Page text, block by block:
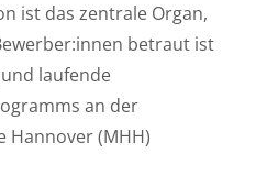
ist das zentrale Organ,
betraut ist
laufende
an der
Hannover (MHH)